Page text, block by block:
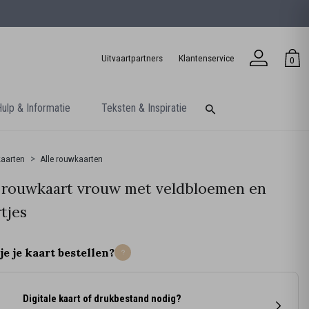
Uitvaartpartners Klantenservice 0
& Informatie Teksten & Inspiratie
Alle rouwkaarten
vrouw met veldbloemen en
je kaart bestellen?
Digitale kaart of drukbestand nodig?